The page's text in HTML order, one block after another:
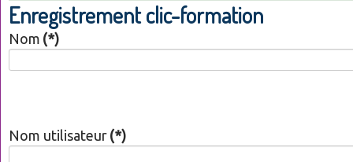
Enregistrement clic-formation
Nom (*)
Nom utilisateur (*)